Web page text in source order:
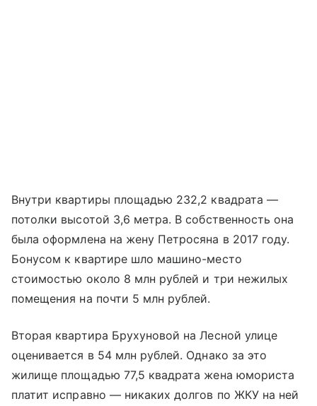
Внутри квартиры площадью 232,2 квадрата —
потолки высотой 3,6 метра. В собственность она
была оформлена на жену Петросяна в 2017 году.
Бонусом к квартире шло машино-место
стоимостью около 8 млн рублей и три нежилых
помещения на почти 5 млн рублей.
Вторая квартира Брухуновой на Лесной улице
оценивается в 54 млн рублей. Однако за это
жилище площадью 77,5 квадрата жена юмориста
платит исправно — никаких долгов по ЖКУ на ней